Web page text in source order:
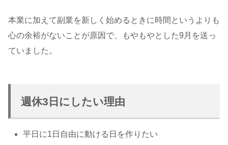
本業に加えて副業を新しく始めるときに時間というよりも
心の余裕がないことが原因で、もやもやとした9月を送っ
ていました。
週休3日にしたい理由
平日に1日自由に動ける日を作りたい